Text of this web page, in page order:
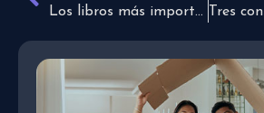
Los libros más importantes que escribirás